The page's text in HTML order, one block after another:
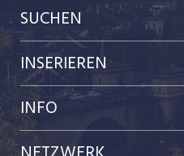
SUCHEN
Jobs im Kanton Bern
Jobs in der Stadt Bern
Jobs in der Stadt Biel
INSERIEREN
Preise & Leistungen
Kundenlogin
INFO
Team